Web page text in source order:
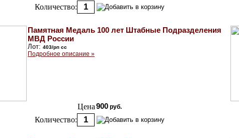
Количество:
Памятная Медаль 100 лет Штабные Подразделения
МВД России
Лот: 403/рп сс
Подробное описание »
Цена900 руб.
Количество: